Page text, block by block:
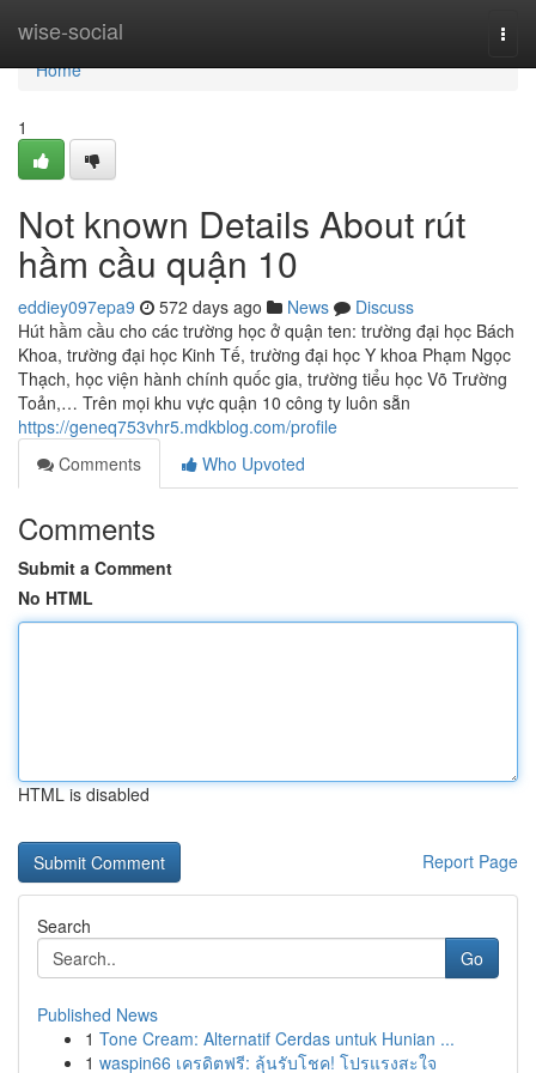
wise-social
Home
Home
1
Not known Details About rút
hầm cầu quận 10
eddiey097epa9 572 days ago News
Discuss
Hút hầm cầu cho các trường học ở quận ten: trường đại học Bách
Khoa, trường đại học Kinh Tế, trường đại học Y khoa Phạm Ngọc
Thạch, học viện hành chính quốc gia, trường tiểu học Võ Trường
Toản,… Trên mọi khu vực quận 10 công ty luôn sẵn
https://geneq753vhr5.mdkblog.com/profile
Comments
Who Upvoted
Comments
Submit a Comment
No HTML
HTML is disabled
Report Page
Search
Go
Published News
1 Tone Cream: Alternatif Cerdas untuk Hunian ...
1 waspin66 เครดิตฟรี: ลุ้นรับโชค! โปรแรงสะใจ